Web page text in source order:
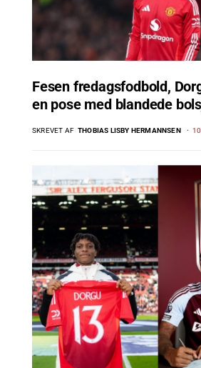
Fesen fredagsfodbold,
en pose med blandede
SKREVET AF THOBIAS LISBY HERMANNSEN